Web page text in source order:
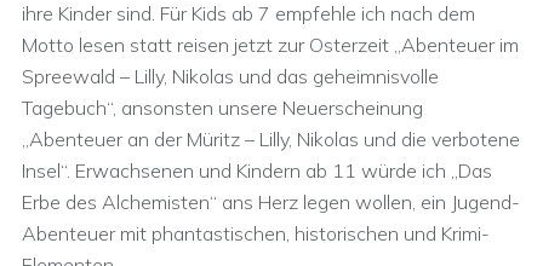
ihre Kinder sind. Für Kids ab 7 empfehle ich nach dem
Motto lesen statt reisen jetzt zur Osterzeit „Abenteuer im
Spreewald – Lilly, Nikolas und das geheimnisvolle
Tagebuch“, ansonsten unsere Neuerscheinung
„Abenteuer an der Müritz – Lilly, Nikolas und die verbotene
Insel“. Erwachsenen und Kindern ab 11 würde ich „Das
Erbe des Alchemisten“ ans Herz legen wollen, ein Jugend-
Abenteuer mit phantastischen, historischen und Krimi-